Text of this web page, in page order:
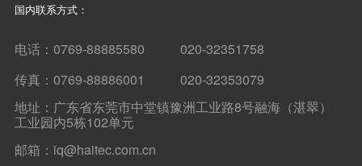
国内联系方式：
电话：0769-88885580 020-32351758
传真：0769-88886001 020-32353079
地址：广东省东莞市中堂镇豫洲工业路8号融海（湛翠）
工业园内5栋102单元
邮箱：iq@haitec.com.cn